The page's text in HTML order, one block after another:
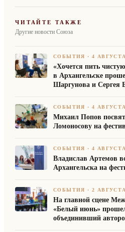
ЧИТАЙТЕ ТАКЖЕ
Другие новости Союза
СОБЫТИЯ ·4 АВГУСТА
«Хочется пить
в Архангельске
Шаргунова и Сергея
СОБЫТИЯ ·4 АВГУСТА
Михаил Попов
Ломоносову на
СОБЫТИЯ ·4 АВГУСТА
Владислав Артемов
Архангельска на
СОБЫТИЯ ·2 АВГУСТА
На главной сцене
«Белый июнь»
объединивший